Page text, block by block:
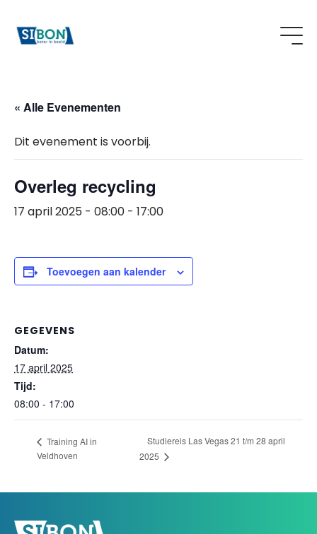
« Alle Evenementen
Dit evenement is voorbij.
Overleg recycling
17 april 2025 - 08:00 - 17:00
Toevoegen aan kalender
GEGEVENS
Datum:
17 april 2025
Tijd:
08:00 - 17:00
Training AI in
Veldhoven
Studiereis Las Vegas 21 t/m 28 april
2025